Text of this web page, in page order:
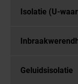
Isolatie (U-
Geluidsisolatie